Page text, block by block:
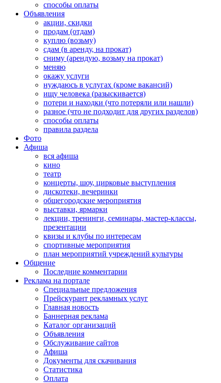
способы оплаты
Объявления
акции, скидки
продам (отдам)
куплю (возьму)
сдам (в аренду, на прокат)
сниму (арендую, возьму на прокат)
меняю
окажу услуги
нуждаюсь в услугах (кроме вакансий)
ищу человека (разыскивается)
потери и находки (что потеряли или нашли)
разное (что не подходит для других разделов)
способы оплаты
правила раздела
Фото
Афиша
вся афиша
кино
театр
концерты, шоу, цирковые выступления
дискотеки, вечеринки
общегородские мероприятия
выставки, ярмарки
лекции, тренинги, семинары, мастер-классы,
презентации
квизы и клубы по интересам
спортивные мероприятия
план мероприятий учреждений культуры
Общение
Последние комментарии
Реклама на портале
Специальные предложения
Прейскурант рекламных услуг
Главная новость
Баннерная реклама
Каталог организаций
Объявления
Обслуживание сайтов
Афиша
Документы для скачивания
Статистика
Оплата